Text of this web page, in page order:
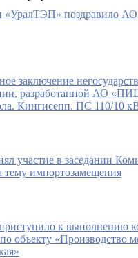
«УралТЭП» поздравило
заключение
разработанной АО
Кингисепп. ПС 110/10
участие в заседании
импортозамещения
к выполнению
по объекту «Производство